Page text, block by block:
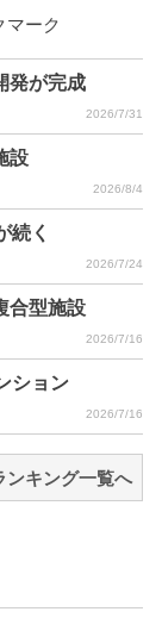
マーク
発が完成
2026/7/31
設
2026/8/4
続く
2026/7/24
合型施設
2026/7/16
ション
2026/7/16
ンキング一覧へ